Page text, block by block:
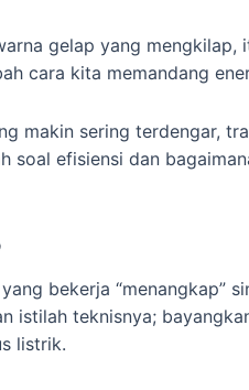
gelap yang
cara kita memandang
makin sering terdengar,
soal efisiensi dan
bekerja
istilah teknisnya;
listrik.